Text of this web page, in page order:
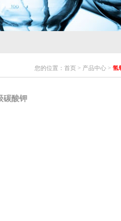
您的位置：首页 > 产品中心 > 氢
碳酸钾